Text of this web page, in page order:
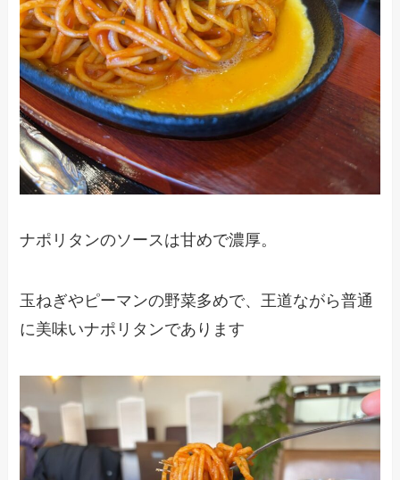
ナポリタンのソースは甘めで濃厚。
玉ねぎやピーマンの野菜多めで、王道ながら普通
に美味いナポリタンであります